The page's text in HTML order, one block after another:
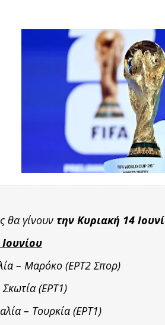
θα γίνουν την Κυριακή 14
– Μαρόκο (ΕΡΤ2 Σπορ)
Σκωτία (ΕΡΤ1)
– Τουρκία (ΕΡΤ1)